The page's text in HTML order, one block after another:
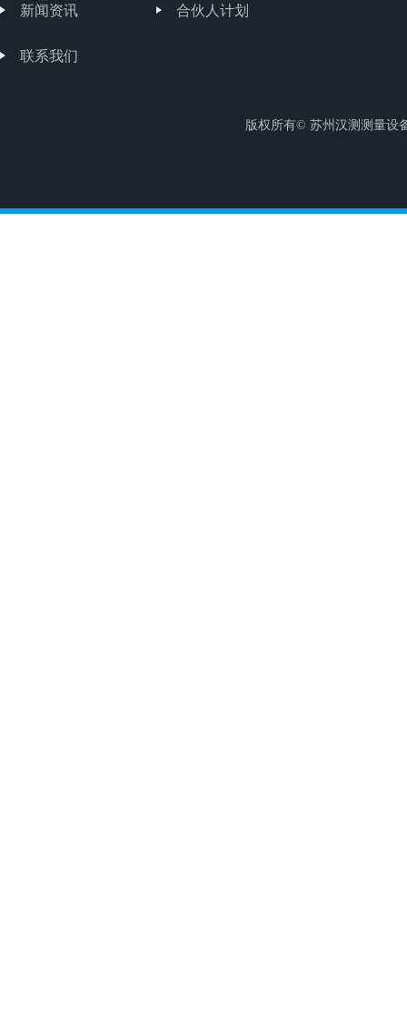
新闻资讯 合伙人计划
联系我们
版权所有© 苏州汉测测量设